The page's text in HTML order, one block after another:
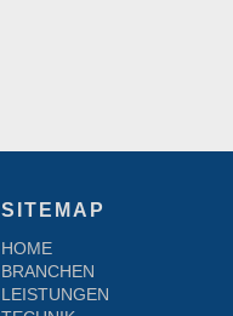
SITEMAP
HOME
BRANCHEN
LEISTUNGEN